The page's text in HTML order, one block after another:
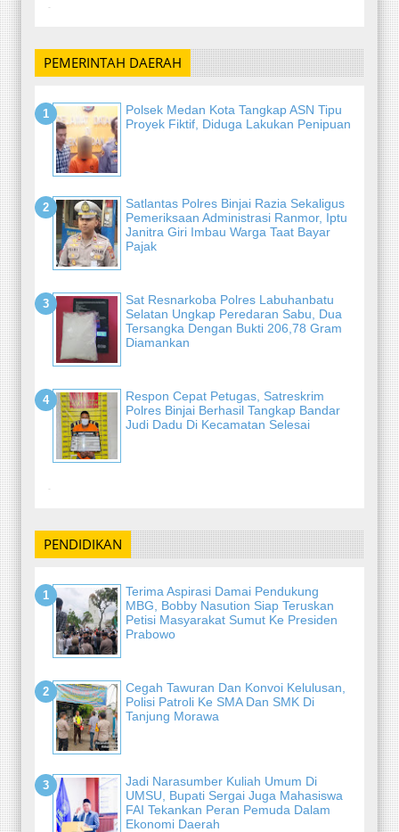
-
PEMERINTAH DAERAH
Polsek Medan Kota Tangkap ASN Tipu
Proyek Fiktif, Diduga Lakukan Penipuan
Satlantas Polres Binjai Razia Sekaligus
Pemeriksaan Administrasi Ranmor, Iptu
Janitra Giri Imbau Warga Taat Bayar
Pajak
Sat Resnarkoba Polres Labuhanbatu
Selatan Ungkap Peredaran Sabu, Dua
Tersangka Dengan Bukti 206,78 Gram
Diamankan
Respon Cepat Petugas, Satreskrim
Polres Binjai Berhasil Tangkap Bandar
Judi Dadu Di Kecamatan Selesai
-
PENDIDIKAN
Terima Aspirasi Damai Pendukung
MBG, Bobby Nasution Siap Teruskan
Petisi Masyarakat Sumut Ke Presiden
Prabowo
Cegah Tawuran Dan Konvoi Kelulusan,
Polisi Patroli Ke SMA Dan SMK Di
Tanjung Morawa
Jadi Narasumber Kuliah Umum Di
UMSU, Bupati Sergai Juga Mahasiswa
FAI Tekankan Peran Pemuda Dalam
Ekonomi Daerah